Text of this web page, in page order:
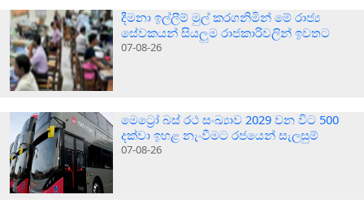
දීමනා ඉල්ලීම් මුල් කරගනිමින් මේ රාජ්‍ය
සේවකයන් සියලුම රාජකාරිවලින් ඉවතට
07-08-26
මෙට්‍රෝ බස් රථ සංඛ්‍යාව 2029 වන විට 500
දක්වා ඉහළ නැංවීමට රජයෙන් සැලසුම්
07-08-26